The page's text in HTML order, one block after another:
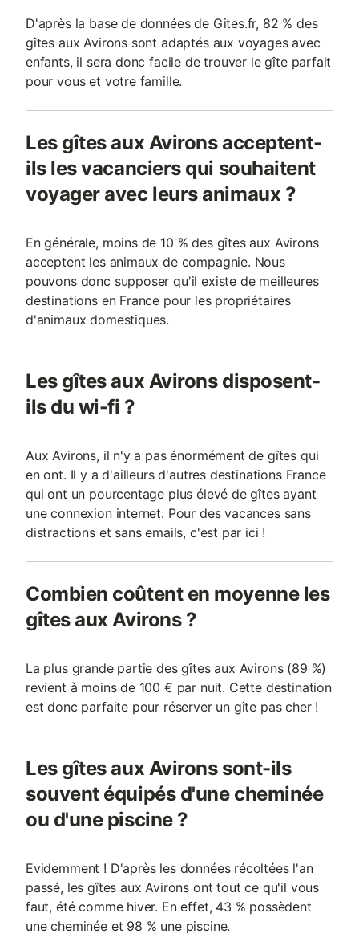
D'après la base de données de Gites.fr, 82 % des
gîtes aux Avirons sont adaptés aux voyages avec
enfants, il sera donc facile de trouver le gîte parfait
pour vous et votre famille.
Les gîtes aux Avirons acceptent-
ils les vacanciers qui souhaitent
voyager avec leurs animaux ?
En générale, moins de 10 % des gîtes aux Avirons
acceptent les animaux de compagnie. Nous
pouvons donc supposer qu'il existe de meilleures
destinations en France pour les propriétaires
d'animaux domestiques.
Les gîtes aux Avirons disposent-
ils du wi-fi ?
Aux Avirons, il n'y a pas énormément de gîtes qui
en ont. Il y a d'ailleurs d'autres destinations France
qui ont un pourcentage plus élevé de gîtes ayant
une connexion internet. Pour des vacances sans
distractions et sans emails, c'est par ici !
Combien coûtent en moyenne les
gîtes aux Avirons ?
La plus grande partie des gîtes aux Avirons (89 %)
revient à moins de 100 € par nuit. Cette destination
est donc parfaite pour réserver un gîte pas cher !
Les gîtes aux Avirons sont-ils
souvent équipés d'une cheminée
ou d'une piscine ?
Evidemment ! D'après les données récoltées l'an
passé, les gîtes aux Avirons ont tout ce qu'il vous
faut, été comme hiver. En effet, 43 % possèdent
une cheminée et 98 % une piscine.